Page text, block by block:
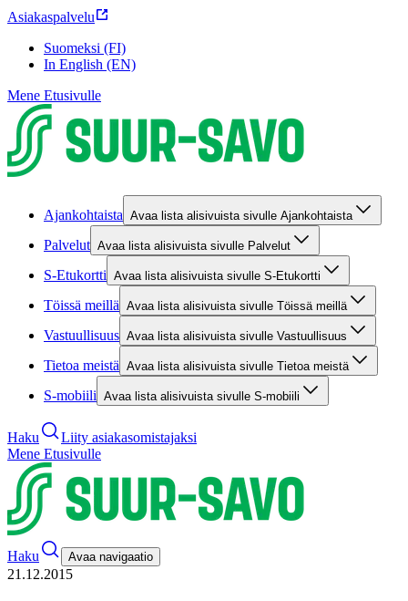
Asiakaspalvelu
Suomeksi (FI)
In English (EN)
Mene Etusivulle
Ajankohtaista Avaa lista alisivuista sivulle Ajankohtaista
Palvelut Avaa lista alisivuista sivulle Palvelut
S-Etukortti Avaa lista alisivuista sivulle S-Etukortti
Töissä meillä Avaa lista alisivuista sivulle Töissä meillä
Vastuullisuus Avaa lista alisivuista sivulle Vastuullisuus
Tietoa meistä Avaa lista alisivuista sivulle Tietoa meistä
S-mobiili Avaa lista alisivuista sivulle S-mobiili
Haku
Liity asiakasomistajaksi
Mene Etusivulle
Haku Avaa navigaatio
21.12.2015